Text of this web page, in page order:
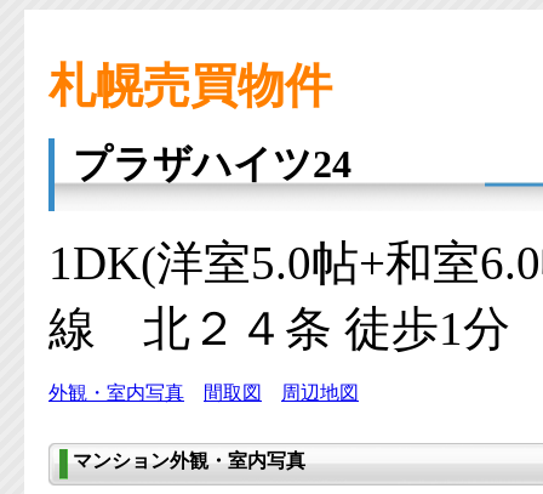
札幌売買物件
プラザハイツ24
1DK(洋室5.0帖+和室
線 北２４条 徒歩1分
外観・室内写真 間取図 周辺地図
マンション外観・室内写真